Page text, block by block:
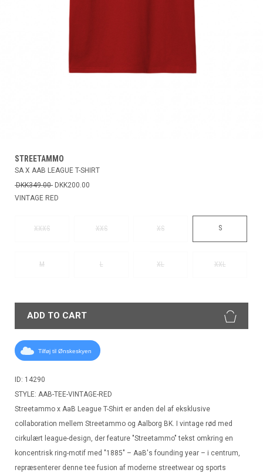
STREETAMMO
SA X AAB LEAGUE T-SHIRT
DKK349.00 DKK200.00
VINTAGE RED
XXXS XXS XS S
M L XL XXL
ADD TO CART
Tilføj til Ønskeskyen
ID: 14290
STYLE: AAB-TEE-VINTAGE-RED
Streetammo x AaB League T-Shirt er anden del af eksklusive
collaboration mellem Streetammo og Aalborg BK. I vintage rød med
cirkulært league-design, der feature "Streetammo" tekst omkring en
koncentrisk ring-motif med "1885" – AaB's founding year – i centrum,
repræsenterer denne tee fusion af moderne streetwear og sports